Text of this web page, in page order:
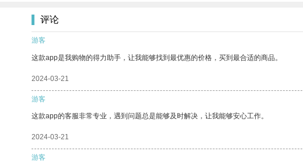
评论
游客
这款app是我购物的得力助手，让我能够找到最优惠的价格，买到最合适的商品。
2024-03-21
游客
这款app的客服非常专业，遇到问题总是能够及时解决，让我能够安心工作。
2024-03-21
游客